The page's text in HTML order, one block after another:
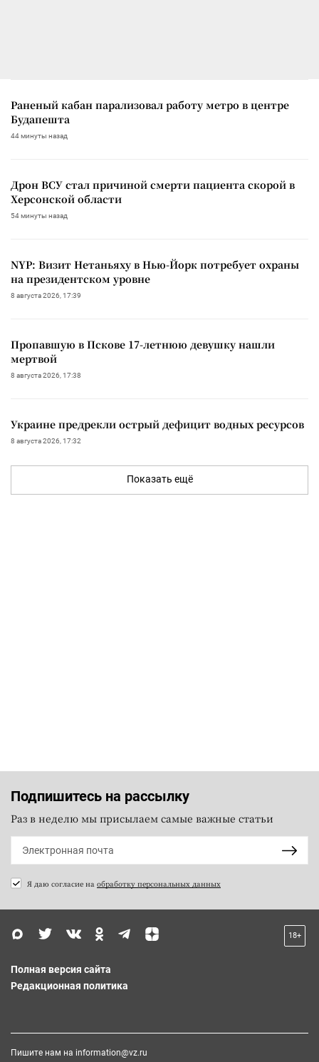
Раненый кабан парализовал работу метро в центре
Будапешта
44 минуты назад
Дрон ВСУ стал причиной смерти пациента скорой в
Херсонской области
54 минуты назад
NYP: Визит Нетаньяху в Нью-Йорк потребует охраны
на президентском уровне
8 августа 2026, 17:39
Пропавшую в Пскове 17-летнюю девушку нашли
мертвой
8 августа 2026, 17:38
Украине предрекли острый дефицит водных ресурсов
8 августа 2026, 17:32
Показать ещё
Подпишитесь на рассылку
Раз в неделю мы присылаем самые важные статьи
Я даю согласие на обработку персональных данных
18+
Полная версия сайта
Редакционная политика
Пишите нам на information@vz.ru